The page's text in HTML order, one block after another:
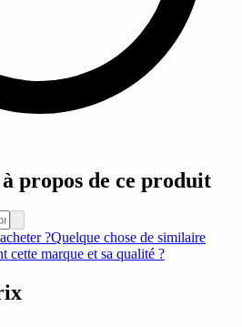
propos de ce produit
?Quelque chose de similaire
cette marque et sa qualité ?